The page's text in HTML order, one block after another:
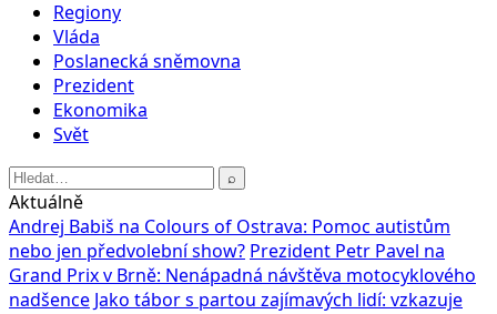
Regiony
Vláda
Poslanecká sněmovna
Prezident
Ekonomika
Svět
Hledat:
⌕
Aktuálně
Andrej Babiš na Colours of Ostrava: Pomoc autistům
nebo jen předvolební show? Prezident Petr Pavel na
Grand Prix v Brně: Nenápadná návštěva motocyklového
nadšence Jako tábor s partou zajímavých lidí: vzkazuje